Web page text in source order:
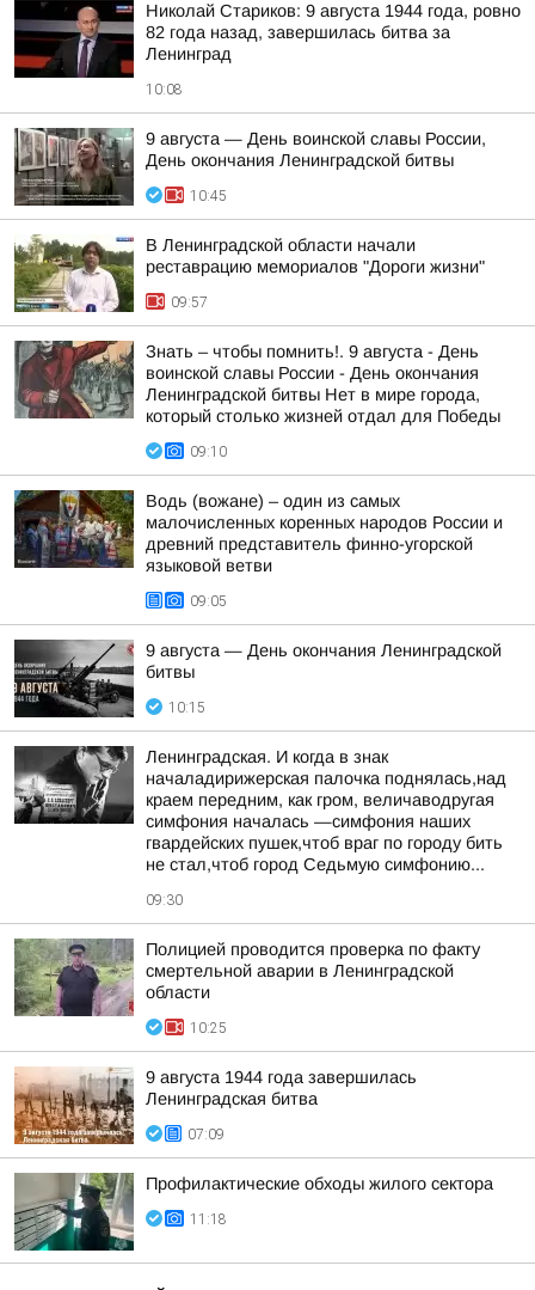
Николай Стариков: 9 августа 1944 года, ровно
82 года назад, завершилась битва за
Ленинград
10:08
9 августа — День воинской славы России,
День окончания Ленинградской битвы
10:45
В Ленинградской области начали
реставрацию мемориалов "Дороги жизни"
09:57
Знать – чтобы помнить!. 9 августа - День
воинской славы России - День окончания
Ленинградской битвы Нет в мире города,
который столько жизней отдал для Победы
09:10
Водь (вожане) – один из самых
малочисленных коренных народов России и
древний представитель финно-угорской
языковой ветви
09:05
9 августа — День окончания Ленинградской
битвы
10:15
Ленинградская. И когда в знак
началадирижерская палочка поднялась,над
краем передним, как гром, величаводругая
симфония началась —симфония наших
гвардейских пушек,чтоб враг по городу бить
не стал,чтоб город Седьмую симфонию...
09:30
Полицией проводится проверка по факту
смертельной аварии в Ленинградской
области
10:25
9 августа 1944 года завершилась
Ленинградская битва
07:09
Профилактические обходы жилого сектора
11:18